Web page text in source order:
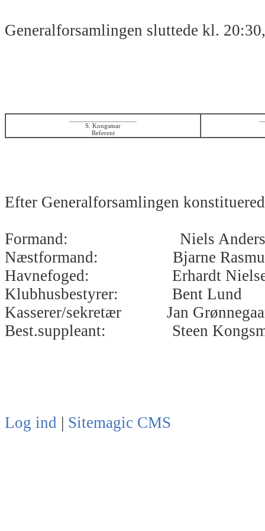
Generalforsamlingen sluttede kl.
S. Kongsmar
Referent
Efter Generalforsamlingen
Formand: Niels
Næstformand: Bjarne
Havnefoged: Erhardt
Klubhusbestyrer: Bent Lund
Kasserer/sekretær Jan
Best.suppleant: Steen
Log ind | Sitemagic CMS